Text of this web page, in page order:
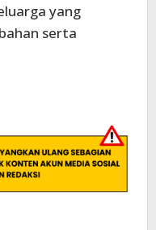
yang
serta